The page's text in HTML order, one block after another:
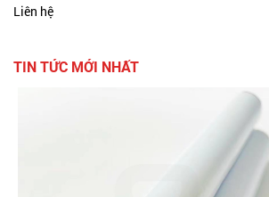
Liên hệ
TIN TỨC MỚI NHẤT